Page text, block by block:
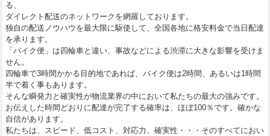
る、
ダイレクト配送のネットワークを網羅しております。
独自の配送ノウハウを最大限に駆使して、全国各地に格安料金で当日配達
を承ります。
「バイク便」は四輪車と違い、事故などによる渋滞に大きな影響を受けま
せん。
四輪車で3時間かかる目的地であれば、 バイク便は2時間、あるいは1時間
半で着く事もあります。
そんな瞬発力と確実性が物流業界の中において私たちの最大の強みです。
お伝えした時間どおりに配達が完了する確率は、ほぼ100％です。確かな
自信があります。
私たちは、スピード、低コスト、対応力、確実性・・・そのすべてにおい